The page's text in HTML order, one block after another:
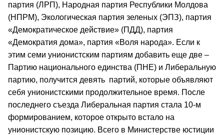
партия (ЛРП), Народная партия Республики Молдова
(НПРМ), Экологическая партия зеленых (ЭПЗ), партия
«Демократическое действие» (ПДД), партия
«Демократия дома», партия «Воля народа». Если к
этим семи унионистским партиям добавить еще две –
Партию национального единства (ПНЕ) и Либеральную
партию, получится девять партий, которые объявляют
себя унионистскими продолжительное время. После
последнего съезда Либеральная партия стала 10-м
формированием, которое открыто встало на
унионистскую позицию. Всего в Министерстве юстиции